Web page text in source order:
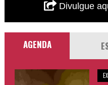
Divulgue
AGENDA